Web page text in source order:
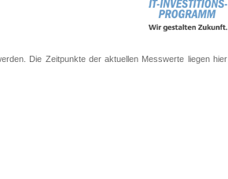
Die Zeitpunkte der aktuellen Messwerte liegen hier